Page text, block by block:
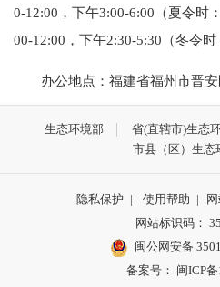
0-12:00，下午3:00-6:00（夏令时
00-12:00，下午2:30-5:30（冬令
办公地点：福建省福州市晋安
生态环境部 省(直辖市)生态
市县（区）生态
隐私保护 | 使用帮助 |
网站标识码：
闽公网安备
备案号： 闽ICP